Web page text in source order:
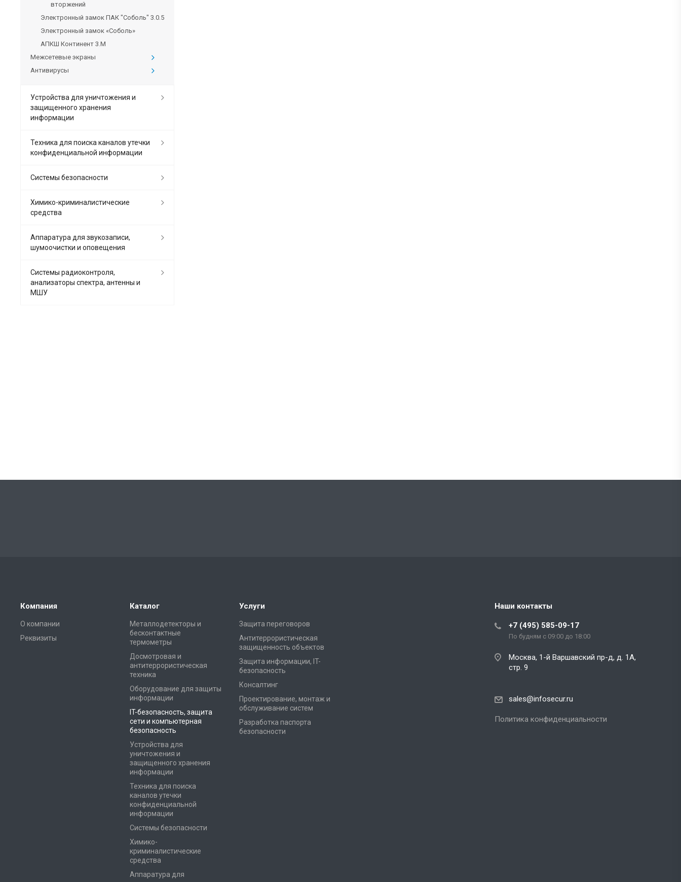
вторжений
Электронный замок ПАК "Соболь" 3.0.5
Электронный замок «Соболь»
АПКШ Континент 3.M
Межсетевые экраны
Антивирусы
Устройства для уничтожения и
защищенного хранения
информации
Техника для поиска каналов утечки
конфиденциальной информации
Системы безопасности
Химико-криминалистические
средства
Аппаратура для звукозаписи,
шумоочистки и оповещения
Системы радиоконтроля,
анализаторы спектра, антенны и
МШУ
Компания
О компании
Реквизиты
Каталог
Металлодетекторы и
бесконтактные
термометры
Досмотровая и
антитеррористическая
техника
Оборудование для защиты
информации
IT-безопасность, защита
сети и компьютерная
безопасность
Устройства для
уничтожения и
защищенного хранения
информации
Техника для поиска
каналов утечки
конфиденциальной
информации
Системы безопасности
Химико-
криминалистические
средства
Аппаратура для
Услуги
Защита переговоров
Антитеррористическая
защищенность объектов
Защита информации, IT-
безопасность
Консалтинг
Проектирование, монтаж и
обслуживание систем
Разработка паспорта
безопасности
Наши контакты
+7 (495) 585-09-17
По будням с 09:00 до 18:00
Москва, 1-й Варшавский пр-д, д. 1А,
стр. 9
sales@infosecur.ru
Политика конфиденциальности